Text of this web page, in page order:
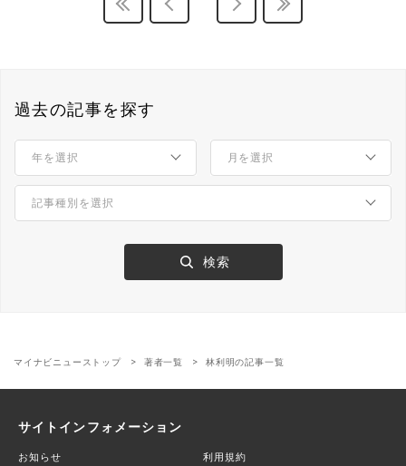
過去の記事を探す
マイナビニューストップ 著者一覧 林利明の記事一覧
サイトインフォメーション
お知らせ 利用規約